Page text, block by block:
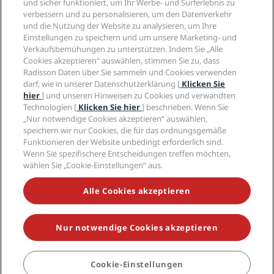
BUCHEN
Familienfreundliche Hotels
Gesundheit & Sicherheit
Karriere RHG
Karriere PPHE
Karrieren EHL
The Club by RHG
Entwicklungsmöglichkeiten
Responsible Business – Unser Engagement
Einkauf
Privacy Centre
Rechtliche Hinweise
Radisson Rewards Geschäftsbedingungen
Website-Nutzungsvereinbarung
Digitale Barrierefreiheit
Moderne Sklaverei – Erklärung
Hilfe
Verbrauchermeldungen
Kontakt
FAQ
Inhaltsübersicht
Soziale Medien
Marken von Radisson Hotels
VERPASSEN SIE NIEMALS UNSERE BELIEBTESTEN
ANGEBOTE
© 2026 Radisson Hotel Group.Alle Rechte vorbehalten. RHG Radisson
Hotel Group, Radisson, Radisson RED, Radisson Blu, Radisson Collection,
Radisson Individuals, Park Plaza, Park Inn, Country Inn & Suites, Prize by
Radisson, Radisson Rewards und Radisson Meetings sind Warenzeichen
der Radisson Hotel Group.
und sicher funktioniert, um Ihr Werbe- und Surferlebnis zu
verbessern und zu personalisieren, um den Datenverkehr
und die Nutzung der Website zu analysieren, um Ihre
Einstellungen zu speichern und um unsere Marketing- und
Verkaufsbemühungen zu unterstützen. Indem Sie „Alle
Cookies akzeptieren“ auswählen, stimmen Sie zu, dass
Radisson Daten über Sie sammeln und Cookies verwenden
darf, wie in unserer Datenschutzerklärung [ Klicken Sie
hier] und unseren Hinweisen zu Cookies und verwandten
Technologien [ Klicken Sie hier] beschrieben. Wenn Sie
„Nur notwendige Cookies akzeptieren“ auswählen,
speichern wir nur Cookies, die für das ordnungsgemäße
Funktionieren der Website unbedingt erforderlich sind.
Wenn Sie spezifischere Entscheidungen treffen möchten,
wählen Sie „Cookie-Einstellungen“ aus.
Alle Cookies akzeptieren
Nur notwendige Cookies akzeptieren
Cookie-Einstellungen